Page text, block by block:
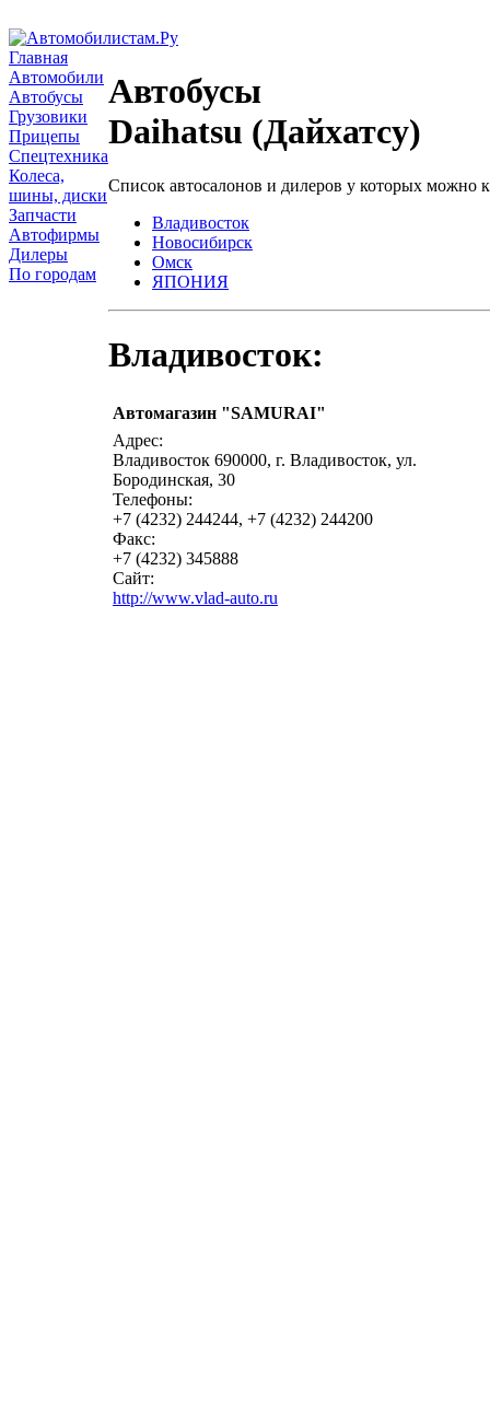
Главная
Автомобили
Автобусы
Грузовики
Прицепы
Спецтехника
Колеса,
шины, диски
Запчасти
Автофирмы
Дилеры
По городам
Автобусы
Daihatsu (Дайхатсу)
Список автосалонов и дилеров у которых можно
Владивосток
Новосибирск
Омск
ЯПОНИЯ
Владивосток:
Автомагазин "SAMURAI"
Адрес:
Владивосток 690000, г. Владивосток, ул.
Бородинская, 30
Телефоны:
+7 (4232) 244244, +7 (4232) 244200
Факс:
+7 (4232) 345888
Сайт:
http://www.vlad-auto.ru